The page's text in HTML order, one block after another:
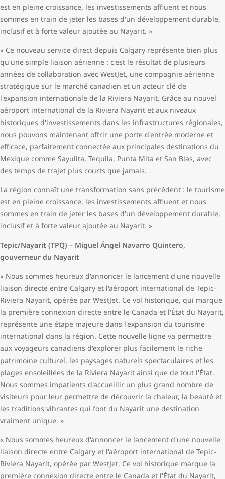
est en pleine croissance, les investissements affluent et nous
sommes en train de jeter les bases d'un développement durable,
inclusif et à forte valeur ajoutée au Nayarit. »
« Ce nouveau service direct depuis Calgary représente bien plus
qu'une simple liaison aérienne : c'est le résultat de plusieurs
années de collaboration avec WestJet, une compagnie aérienne
stratégique sur le marché canadien et un acteur clé de
l'expansion internationale de la Riviera Nayarit. Grâce au nouvel
aéroport international de la Riviera Nayarit et aux niveaux
historiques d'investissements dans les infrastructures régionales,
nous pouvons maintenant offrir une porte d'entrée moderne et
efficace, parfaitement connectée aux principales destinations du
Mexique comme Sayulita, Tequila, Punta Mita et San Blas, avec
des temps de trajet plus courts que jamais.
La région connaît une transformation sans précédent : le tourisme
est en pleine croissance, les investissements affluent et nous
sommes en train de jeter les bases d'un développement durable,
inclusif et à forte valeur ajoutée au Nayarit. »
Tepic/Nayarit (TPQ) – Miguel Ángel Navarro Quintero,
gouverneur du Nayarit
« Nous sommes heureux d'annoncer le lancement d'une nouvelle
liaison directe entre Calgary et l'aéroport international de Tepic-
Riviera Nayarit, opérée par WestJet. Ce vol historique, qui marque
la première connexion directe entre le Canada et l'État du Nayarit,
représente une étape majeure dans l'expansion du tourisme
international dans la région. Cette nouvelle ligne va permettre
aux voyageurs canadiens d'explorer plus facilement le riche
patrimoine culturel, les paysages naturels spectaculaires et les
plages ensoleillées de la Riviera Nayarit ainsi que de tout l'État.
Nous sommes impatients d'accueillir un plus grand nombre de
visiteurs pour leur permettre de découvrir la chaleur, la beauté et
les traditions vibrantes qui font du Nayarit une destination
vraiment unique. »
« Nous sommes heureux d'annoncer le lancement d'une nouvelle
liaison directe entre Calgary et l'aéroport international de Tepic-
Riviera Nayarit, opérée par WestJet. Ce vol historique marque la
première connexion directe entre le Canada et l'État du Nayarit,